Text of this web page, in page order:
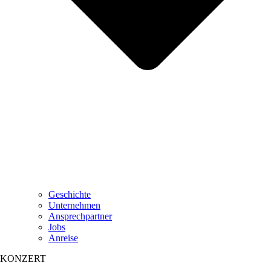
Geschichte
Unternehmen
Ansprechpartner
Jobs
Anreise
KONZERT